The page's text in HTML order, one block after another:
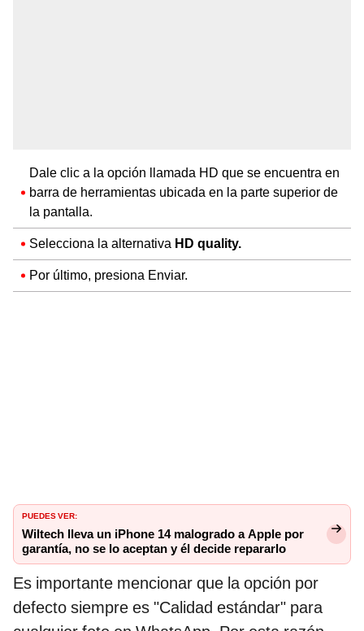
Dale clic a la opción llamada HD que se encuentra en
barra de herramientas ubicada en la parte superior de
la pantalla.
Selecciona la alternativa HD quality.
Por último, presiona Enviar.
PUEDES VER:
Wiltech lleva un iPhone 14 malogrado a Apple por
garantía, no se lo aceptan y él decide repararlo
Es importante mencionar que la opción por
defecto siempre es "Calidad estándar" para